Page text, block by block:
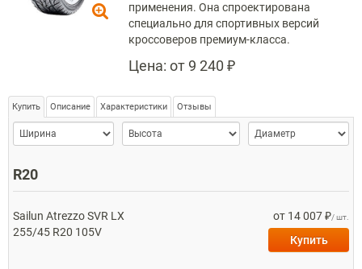
применения. Она спроектирована
специально для спортивных версий
кроссоверов премиум-класса.
Цена: от 9 240 ₽
Купить Описание Характеристики Отзывы
Ширина >Высота >Диаметр
R20
Sailun Atrezzo SVR LX
255/45 R20 105V
от 14 007 ₽/ шт.
Купить